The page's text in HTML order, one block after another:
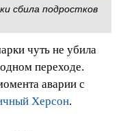
сбила подростков
чуть не убила
переходе.
аварии с
Херсон.